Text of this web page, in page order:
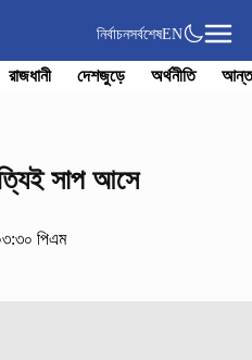
নির্বাচনসর্বশেষEN
রাজধানী দেশজুড়ে অর্থনীতি
সাপ আসে
পিএম